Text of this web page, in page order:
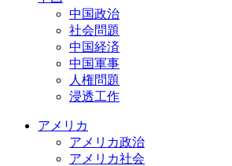
中国政治
社会問題
中国経済
中国軍事
人権問題
浸透工作
アメリカ
アメリカ政治
アメリカ社会